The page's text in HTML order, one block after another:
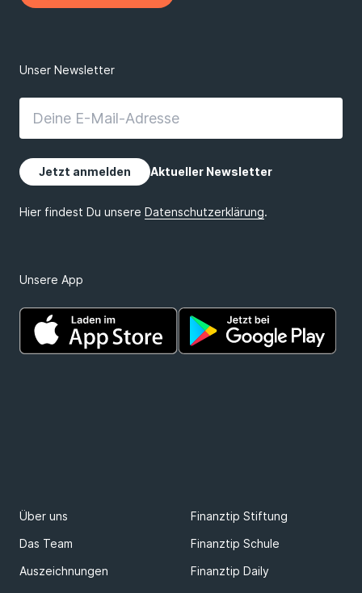
Unsere App
Über uns
Finanztip Stiftung
Das Team
Finanztip Schule
Auszeichnungen
Finanztip Daily